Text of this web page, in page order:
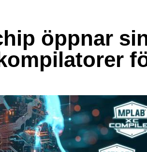
öppnar